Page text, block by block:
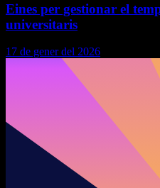
Eines per gestionar el
universitaris
17 de gener del 2026